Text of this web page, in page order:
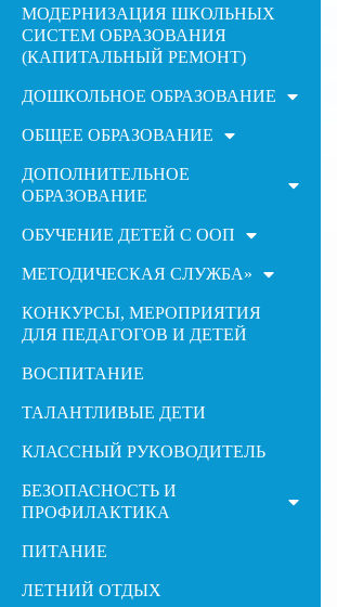
МОДЕРНИЗАЦИЯ ШКОЛЬНЫХ
СИСТЕМ ОБРАЗОВАНИЯ
(КАПИТАЛЬНЫЙ РЕМОНТ)
ДОШКОЛЬНОЕ ОБРАЗОВАНИЕ
ОБЩЕЕ ОБРАЗОВАНИЕ
ДОПОЛНИТЕЛЬНОЕ
ОБРАЗОВАНИЕ
ОБУЧЕНИЕ ДЕТЕЙ С ООП
МЕТОДИЧЕСКАЯ СЛУЖБА»
КОНКУРСЫ, МЕРОПРИЯТИЯ
ДЛЯ ПЕДАГОГОВ И ДЕТЕЙ
ВОСПИТАНИЕ
ТАЛАНТЛИВЫЕ ДЕТИ
КЛАССНЫЙ РУКОВОДИТЕЛЬ
БЕЗОПАСНОСТЬ И
ПРОФИЛАКТИКА
ПИТАНИЕ
ЛЕТНИЙ ОТДЫХ